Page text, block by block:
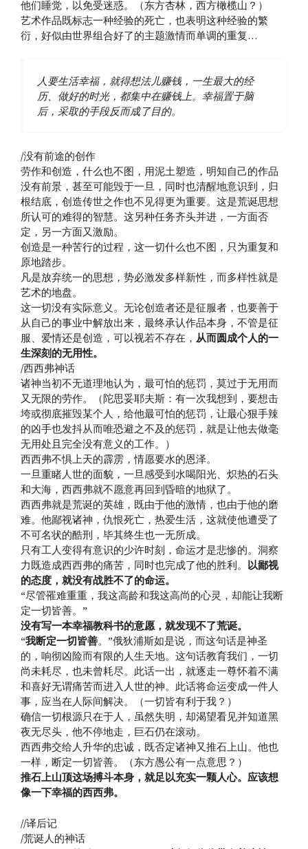
他们睡觉，以免受迷惑。（东方杏林，西方橄榄山？）
艺术作品既标志一种经验的死亡，也表明这种经验的繁
衍，好似由世界组合好了的主题激情而单调的重复…
人要生活幸福，就得想法儿赚钱，一生最大的经
历、做好的时光，都集中在赚钱上。幸福置于脑
后，采取的手段反而成了目的。
/没有前途的创作
劳作和创造，什么也不图，用泥土塑造，明知自己的作品
没有前景，甚至可能毁于一旦，同时也清醒地意识到，归
根结底，创造传世之作也不见得更为重要。这是荒诞思想
所认可的难得的智慧。这另种任务齐头并进，一方面否
定，另一方面又激励。
创造是一种苦行的过程，这一切什么也不图，只为重复和
原地踏步。
凡是放弃统一的思想，势必激发多样新性，而多样性就是
艺术的地盘。
这一切没有实际意义。无论创造者还是征服者，也要善于
从自己的事业中解放出来，最终承认作品本身，不管是征
服、爱情还是创造，可以视若不存在， 从而圆成个人的一
生深刻的无用性。
/西西弗神话
诸神当初不无道理地认为，最可怕的惩罚，莫过于无用而
又无限的劳作。（陀思妥耶夫斯：有一次我想到，要想击
垮或彻底摧毁某个人，给他最可怕的惩罚，让最心狠手辣
的凶手也发抖从而唯恐避之不及的惩罚，就是让他去做毫
无用处且完全没有意义的工作。）
西西弗不惧上天的霹雳，情愿要水的恩泽。
一旦重睹人世的面貌，一旦感受到水喝阳光、炽热的石头
和大海，西西弗就不愿意再回到昏暗的地狱了。
西西弗就是荒诞的英雄，既由于他的激情，也由于他的磨
难。他鄙视诸神，仇恨死亡，热爱生活，这就使他遭受了
不可名状的酷刑，毕其终生也一无所成。
只有工人变得有意识的少许时刻，命运才是悲惨的。洞察
力既造成西西弗的痛苦，同时也完成了他的胜利。 以鄙视
的态度，就没有战胜不了的命运。
“尽管罹难重重，我这高龄和我这高尚的心灵，却能让我断
定一切皆善。”
没有写一本幸福教科书的意愿，就发现不了荒诞。
“我断定一切皆善。”俄狄浦斯如是说，而这句话是神圣
的，响彻凶险而有限的人生天地。这句话教育我们，一切
尚未耗尽，也未曾耗尽。此话一出，就逐走一尊怀着不满
和喜好无谓痛苦而进入人世的神。此话将命运变成一件人
事，应当在人际间解决。（一切皆有利于我？）
确信一切根源只在于人，虽然失明，却渴望看见并知道黑
夜无尽头，他不停地走，巨石仍在滚动。
西西弗交给人升华的忠诚，既否定诸神又推石上山。他也
一样，断定一切皆善。（东方愚公有一点意思？）
推石上山顶这场搏斗本身，就足以充实一颗人心。应该想
像一下幸福的西西弗。
//译后记
/荒诞人的神话